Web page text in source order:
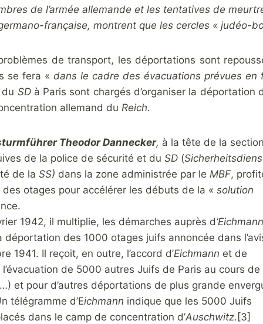
de l’armée allemande et les tentatives de
française, montrent que les cercles « judéo-
de transport, les déportations sont
se fera «dans le cadre des évacuations prévues en
SDà Paris sont chargés d’organiser la déportation
allemand du Reich.
Theodor Dannecker, à la tête de la
de la police de sécurité et du SD(
de la SS) dans la zone administrée par le MBF,
otages pour accélérer les débuts de la « solution
1942, il multiplie, les démarches auprès d‘Eichmann
déportation des 1000 otages juifs annoncée dans
1941. Il reçoit, en outre, l’accord d’Eichmann et de
de 5000 autres Juifs de Paris au cours de
et pour d’autres déportations de plus grande
télégramme d’Eichmann indique que les 5000 Juifs
dans le camp de concentration d’Auschwitz.[3]